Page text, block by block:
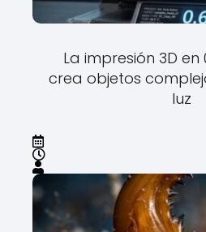
La impresión 3D
crea objetos
luz